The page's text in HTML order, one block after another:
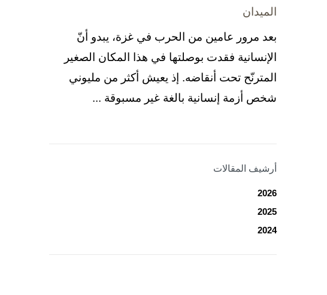
الميدان
بعد مرور عامين من الحرب في غزة، يبدو أنّ
الإنسانية فقدت بوصلتها في هذا المكان الصغير
المترنّح تحت أنقاضه. إذ يعيش أكثر من مليوني
شخص أزمة إنسانية بالغة غير مسبوقة ...
أرشيف المقالات
2026
2025
2024